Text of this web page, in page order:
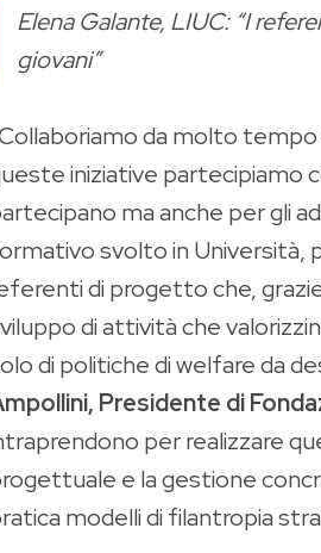
Elena Galante, LIUC: “I
giovani”
da molto
iniziative partecipiamo
ma anche per gli
svolto in Università,
di progetto che,
di attività che
di politiche di welfare da
Presidente di
per realizzare
e la gestione
modelli di filantropia